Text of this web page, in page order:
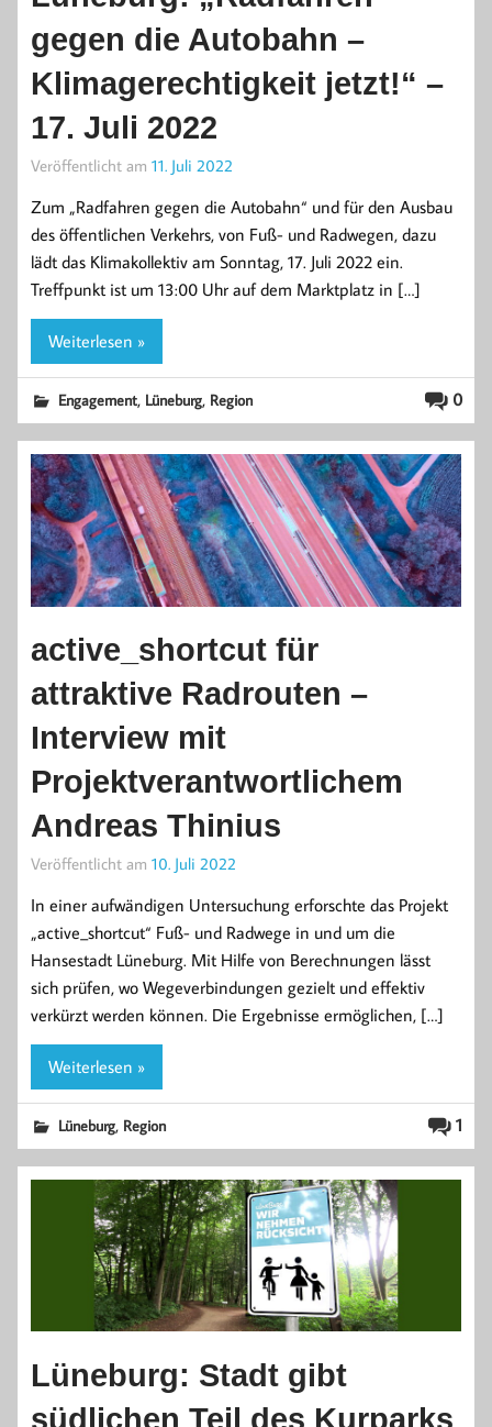
gegen die Autobahn –
Klimagerechtigkeit jetzt!“ –
17. Juli 2022
Veröffentlicht am 11. Juli 2022
Zum „Radfahren gegen die Autobahn“ und für den Ausbau
des öffentlichen Verkehrs, von Fuß- und Radwegen, dazu
lädt das Klimakollektiv am Sonntag, 17. Juli 2022 ein.
Treffpunkt ist um 13:00 Uhr auf dem Marktplatz in […]
Weiterlesen »
0
Engagement, Lüneburg, Region
active_shortcut für
attraktive Radrouten –
Interview mit
Projektverantwortlichem
Andreas Thinius
Veröffentlicht am 10. Juli 2022
In einer aufwändigen Untersuchung erforschte das Projekt
„active_shortcut“ Fuß- und Radwege in und um die
Hansestadt Lüneburg. Mit Hilfe von Berechnungen lässt
sich prüfen, wo Wegeverbindungen gezielt und effektiv
verkürzt werden können. Die Ergebnisse ermöglichen, […]
Weiterlesen »
1
Lüneburg, Region
Lüneburg: Stadt gibt
südlichen Teil des Kurparks